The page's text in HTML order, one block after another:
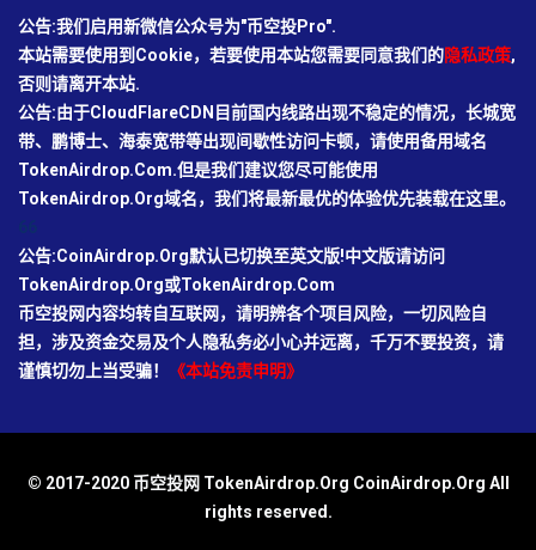
公告:我们启用新微信公众号为"币空投Pro".
本站需要使用到Cookie，若要使用本站您需要同意我们的隐私政策,
否则请离开本站.
公告:由于CloudFlareCDN目前国内线路出现不稳定的情况，长城宽
带、鹏博士、海泰宽带等出现间歇性访问卡顿，请使用备用域名
TokenAirdrop.Com.但是我们建议您尽可能使用
TokenAirdrop.Org域名，我们将最新最优的体验优先装载在这里。
公告:CoinAirdrop.Org默认已切换至英文版!中文版请访问
TokenAirdrop.Org或TokenAirdrop.Com
币空投网内容均转自互联网，请明辨各个项目风险，一切风险自
担，涉及资金交易及个人隐私务必小心并远离，千万不要投资，请
谨慎切勿上当受骗！
《本站免责申明》
© 2017-2020 币空投网 TokenAirdrop.Org CoinAirdrop.Org All
rights reserved.